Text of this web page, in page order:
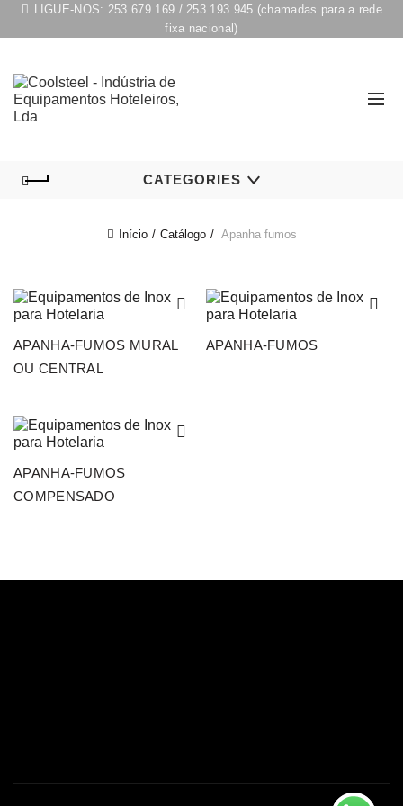
LIGUE-NOS: 253 679 169 /253 193 945 (chamadas para a rede
fixa nacional)
CATEGORIES
Início Catálogo Apanha fumos
APANHA-FUMOS MURAL
OU CENTRAL
APANHA-FUMOS
APANHA-FUMOS
COMPENSADO